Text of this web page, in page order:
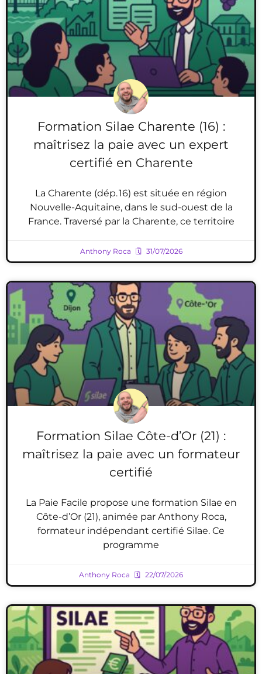
Formation Silae Charente (16) :
maîtrisez la paie avec un expert
certifié en Charente
La Charente (dép. 16) est située en région
Nouvelle-Aquitaine, dans le sud-ouest de la
France. Traversé par la Charente, ce territoire
Anthony Roca 31/07/2026
Formation Silae Côte-d’Or (21) :
maîtrisez la paie avec un formateur
certifié
La Paie Facile propose une formation Silae en
Côte-d’Or (21), animée par Anthony Roca,
formateur indépendant certifié Silae. Ce
programme
Anthony Roca 22/07/2026